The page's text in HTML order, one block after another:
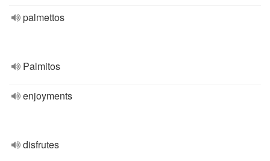
palmettos
Palmitos
enjoyments
disfrutes